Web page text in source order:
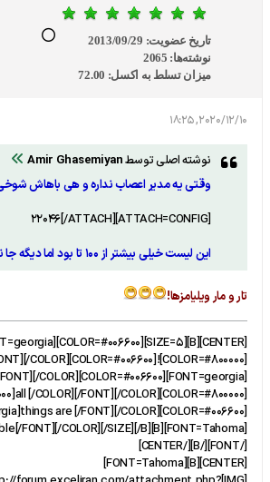
تاریخ عضویت: 2013/09/29
نوشته‌ها: 2065
میزان تسلط به اکسل: 72.00
2020/12/10, 18:25
نوشته اصلی توسطAmir Ghasemiyan
وقتی یه مدیر اعصاب نداره و هی باهاش
[ATTACH=CONFIG]22046[/ATTACH]
این لیست خیلی بیشتر از ۱۰۰ تا بود اما دیگه جا نبود نشون بدم
تار و مار ویلیامزها!
FONT][/COLOR][COLOR=#006600]
COLOR][COLOR=#006600][FONT=georgia]
[/COLOR][/FONT][/COLOR][COLOR=#800000]
are [/FONT][/COLOR][COLOR=#006600]
FONT][/COLOR][/SIZE][/B][B][FONT=Tahoma]
[/FONT][/B][/CENTER]
[CENTER][B][FONT=Tahoma]